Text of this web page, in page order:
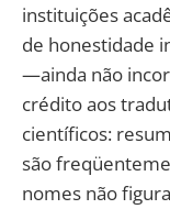
instituições
de honestidade
—ainda não
crédito aos
científicos:
são
nomes não